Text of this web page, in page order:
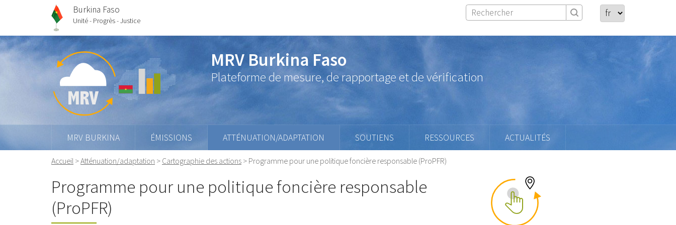
Burkina Faso
Unité - Progrès - Justice
MRV Burkina Faso
Plateforme de mesure, de rapportage et de vérification
MRV BURKINA ÉMISSIONS ATTÉNUATION/ADAPTATION SOUTIENS RESSOURCES ACTUALITÉS
Accueil >Atténuation/adaptation > Cartographie des actions > Programme pour une politique foncière responsable (ProPFR)
Programme pour une politique foncière responsable
(ProPFR)